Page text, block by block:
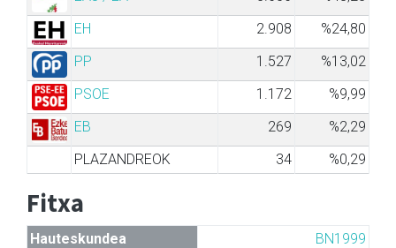
EH
2.908
%24,80
PP
1.527
%13,02
PSOE
1.172
%9,99
EB
269
%2,29
PLAZANDREOK
34 %0,29
Fitxa
Hauteskundea
BN1999